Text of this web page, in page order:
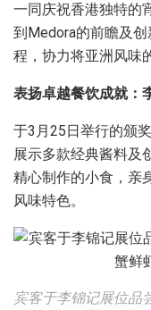
一同庆祝香港独特的
到Medora的前瞻及
程，协力将亚洲风味
表扬卓越餐饮成就：
于3月25日举行的颁
展示多款经典酱料及
精心制作的小食，亲
风味特色。
宾客于李锦记展位品